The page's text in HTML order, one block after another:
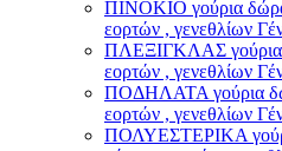
ΠΙΝΟΚΙΟ γούρια δώρα
εορτών , γενεθλίων
ΠΛΕΞΙΓΚΛΑΣ γούρια
εορτών , γενεθλίων
ΠΟΔΗΛΑΤΑ γούρια
εορτών , γενεθλίων
ΠΟΛΥΕΣΤΕΡΙΚΑ